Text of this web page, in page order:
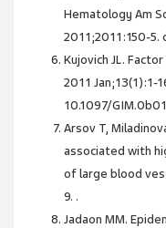
Hematology Am
2011;2011:150-5.
Kujovich JL.
2011 Jan;13(1):1-
10.1097/
Arsov T,
associated with
of large blood
9. .
Jadaon MM.